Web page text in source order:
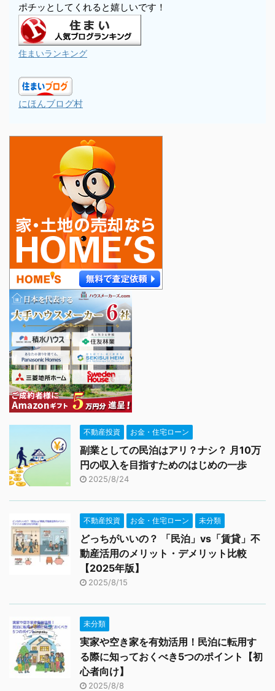
ポチッとしてくれると嬉しいです！
住まいランキング
にほんブログ村
不動産投資 お金・住宅ローン
副業としての民泊はアリ？ナシ？ 月10万
円の収入を目指すためのはじめの一歩
2025/8/24
不動産投資 お金・住宅ローン 未分類
どっちがいいの？ 「民泊」vs「賃貸」不
動産活用のメリット・デメリット比較
【2025年版】
2025/8/15
未分類
実家や空き家を有効活用！民泊に転用す
る際に知っておくべき5つのポイント【初
心者向け】
2025/8/8